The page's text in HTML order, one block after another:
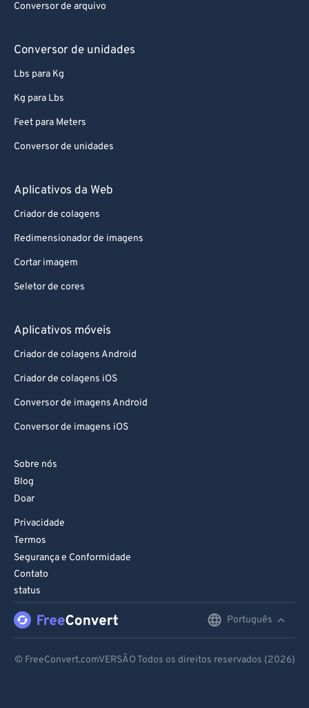
Conversor de arquivo
Conversor de unidades
Lbs para Kg
Kg para Lbs
Feet para Meters
Conversor de unidades
Aplicativos da Web
Criador de colagens
Redimensionador de imagens
Cortar imagem
Seletor de cores
Aplicativos móveis
Criador de colagens Android
Criador de colagens iOS
Conversor de imagens Android
Conversor de imagens iOS
Sobre nós
Blog
Doar
Privacidade
Termos
Segurança e Conformidade
Contato
status
Português
© FreeConvert.comVERSÃO Todos os direitos reservados (2026)